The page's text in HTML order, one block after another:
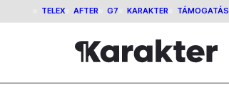
TELEX AFTER G7 KARAKTER TÁMOGATÁS